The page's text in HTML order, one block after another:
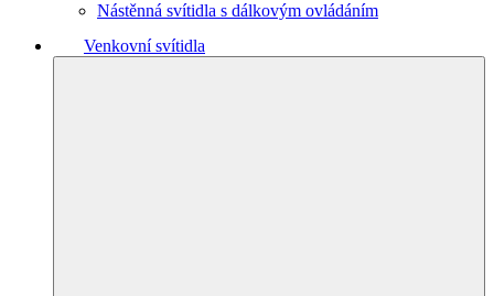
Nástěnná svítidla s dálkovým ovládáním
Venkovní svítidla